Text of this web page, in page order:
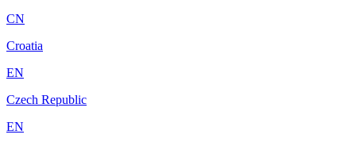
CN
Croatia
EN
Czech Republic
EN